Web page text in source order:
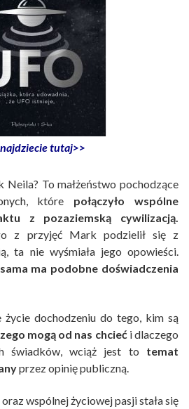
tutaj>>
To małżeństwo pochodzące
które połączyło wspólne
z pozaziemską cywilizacją.
z przyjęć Mark podzielił się z
ta nie wyśmiała jego opowieści.
ma podobne doświadczenia
dochodzeniu do tego, kim są
mogą od nas chcieći dlaczego
świadków, wciąż jest to temat
przez opinię publiczną.
wspólnej życiowej pasji stała się